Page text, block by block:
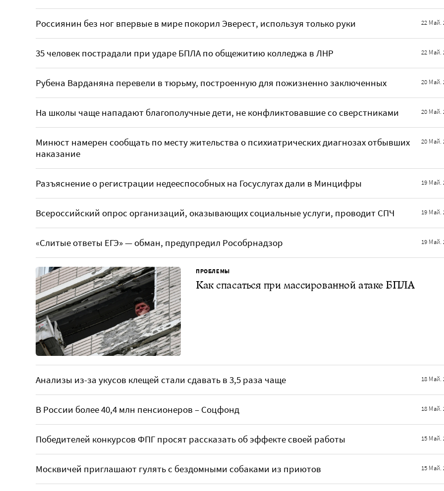
Россиянин без ног впервые в мире покорил Эверест, используя только руки 22 Май.
35 человек пострадали при ударе БПЛА по общежитию колледжа в ЛНР 22 Май.
Рубена Варданяна перевели в тюрьму, построенную для пожизненно заключенных 20 Май.
На школы чаще нападают благополучные дети, не конфликтовавшие со сверстниками 20 Май.
Минюст намерен сообщать по месту жительства о психиатрических диагнозах отбывших
наказание
20 Май.
Разъяснение о регистрации недееспособных на Госуслугах дали в Минцифры 19 Май.
Всероссийский опрос организаций, оказывающих социальные услуги, проводит СПЧ 19 Май.
«Слитые ответы ЕГЭ» — обман, предупредил Рособрнадзор 19 Май.
ПРОБЛЕМЫ
Как спасаться при массированной атаке БПЛА
Анализы из-за укусов клещей стали сдавать в 3,5 раза чаще 18 Май.
В России более 40,4 млн пенсионеров – Соцфонд 18 Май.
Победителей конкурсов ФПГ просят рассказать об эффекте своей работы 15 Май.
Москвичей приглашают гулять с бездомными собаками из приютов 15 Май.